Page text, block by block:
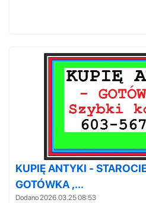
KUPIĘ ANTYKI -
GOTÓWKA ,...
Dodano 2026.03.25 08:53